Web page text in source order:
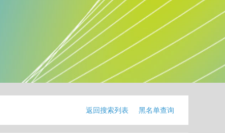
返回搜索列表 黑名单查询